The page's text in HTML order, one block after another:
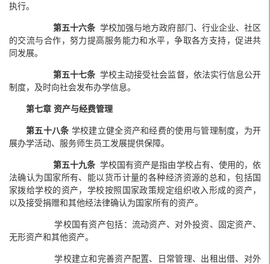
执行。
第五十六条学校加强与地方政府部门、行业企业、社区
的交流与合作，努力提高服务能力和水平，争取各方支持，促进共
同发展。
第五十七条学校主动接受社会监督，依法实行信息公开
制度，及时向社会发布办学信息。
第七章 资产与经费管理
第五十八条 学校建立健全资产和经费的使用与管理制度，为开
展办学活动、服务师生员工发展提供保障。
第五十九条学校国有资产是指由学校占有、使用的，依
法确认为国家所有、能以货币计量的各种经济资源的总和，包括国
家拨给学校的资产，学校按照国家政策规定组织收入形成的资产，
以及接受捐赠和其他经法律确认为国家所有的资产。
学校国有资产包括：流动资产、对外投资、固定资产、
无形资产和其他资产。
学校建立和完善资产配置、日常管理、出租出借、对外